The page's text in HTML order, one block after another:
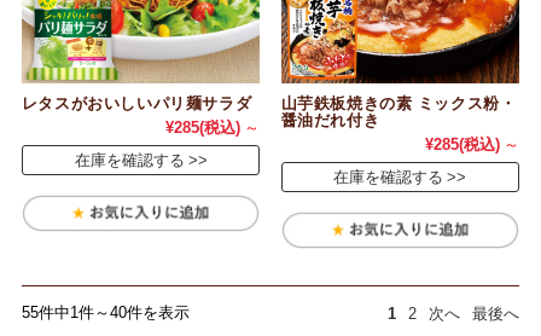
レタスがおいしいパリ麺サラダ
¥285(税込) ～
在庫を確認する
山芋鉄板焼きの素 ミックス粉・
醤油だれ付き
¥285(税込) ～
在庫を確認する
55件中1件～40件を表示 1 2 次へ 最後へ